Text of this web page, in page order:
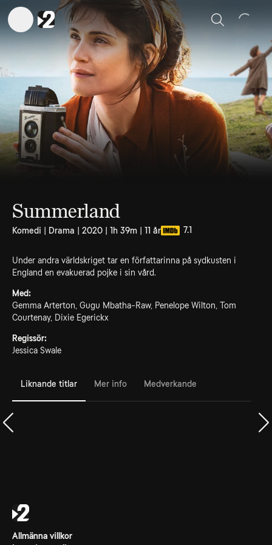
Sök
Summerland
Komedi | Drama | 2020 | 1h 39m | 11 år 7.1
Under andra världskriget tar en författarinna på sydkusten i
England en evakuerad pojke i sin vård.
Med:
Gemma Arterton, Gugu Mbatha-Raw, Penelope Wilton, Tom
Courtenay, Dixie Egerickx
Regissör:
Jessica Swale
Liknande titlar Mer info Medverkande
Allmänna villkor